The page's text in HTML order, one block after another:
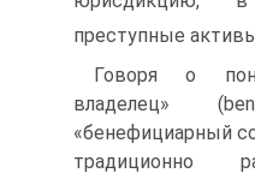
преступные
Говоря о
владелец»
«бенефициарный
традиционно